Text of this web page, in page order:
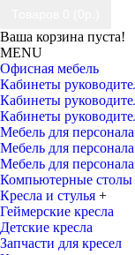
Ваша корзина пуста!
MENU
Офисная мебель
Кабинеты
Кабинеты
Кабинеты
Мебель для персонала
Мебель для
Мебель для
Компьютерные столы
Кресла и стулья +
Геймерские кресла
Детские кресла
Запчасти для кресел